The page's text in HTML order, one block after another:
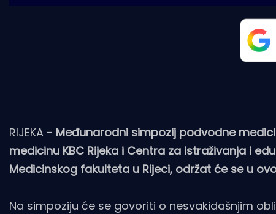
RIJEKA - Međunarodni simpozij podvodne
medicinu KBC Rijeka i Centra za istraživanja i
Medicinskog fakulteta u Rijeci, održat će se u
Na simpoziju će se govoriti o nesvakidašnjim